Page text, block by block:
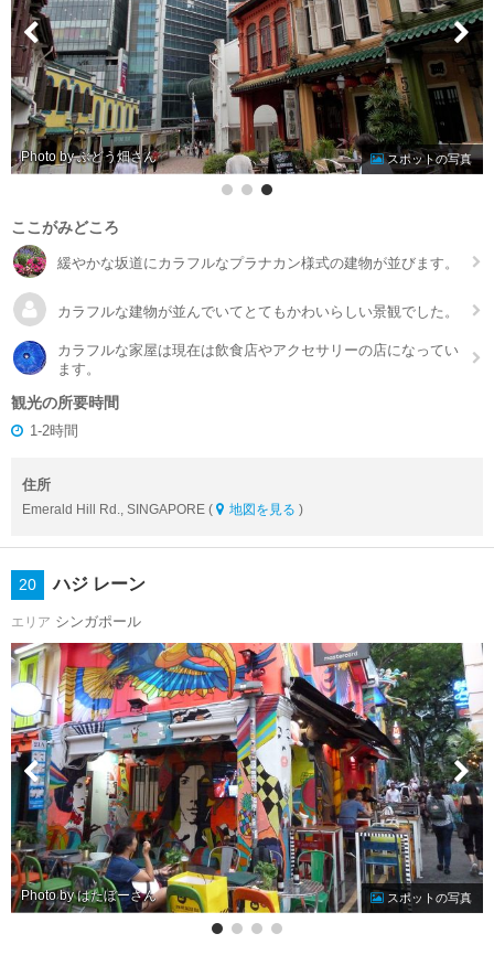
Photo by ぶどう畑 スポットの写真
ここがみどころ
緩やかな坂道にカラフルなプラナカン様式の建物が並びます。
カラフルな建物が並んでいてとてもかわいらしい景観でした。
カラフルな家屋は現在は飲食店やアクセサリーの店になってい
ます。
観光の所要時間
1-2時間
住所
Emerald Hill Rd., SINGAPORE ( 地図を見る )
20 ハジ レーン
エリア シンガポール
Photo by はたぼー スポットの写真